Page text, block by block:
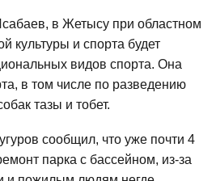
в Жетысу при областном
культуры и спорта будет
видов спорта. Она
в том числе по разведению
тазы и тобет.
сообщил, что уже почти 4
парка с бассейном, из-за